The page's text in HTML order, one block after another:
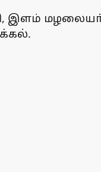
இளம்